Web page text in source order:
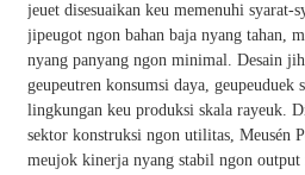
jeuet disesuaikan keu memenuhi syarat-
jipeugot ngon bahan baja nyang tahan,
nyang panyang ngon minimal. Desain
geupeutren konsumsi daya, geupeuduek
lingkungan keu produksi skala rayeuk.
sektor konstruksi ngon utilitas, Meusén
meujok kinerja nyang stabil ngon output